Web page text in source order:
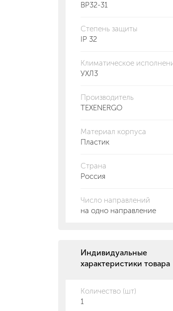
ВР32-31
Степень защиты
IP 32
Климатическое
УХЛ3
Производитель
TEXENERGO
Материал корпуса
Пластик
Страна
Россия
Число направлений
на одно направление
Индивидуальные
характеристики товара
Количество (шт)
1